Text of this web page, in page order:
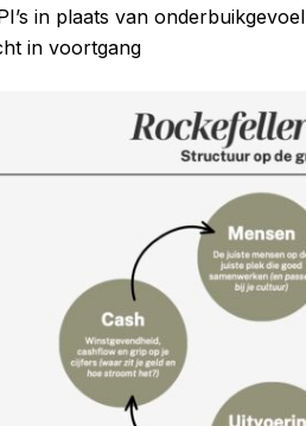
in plaats van onderbuikgevoel
in voortgang